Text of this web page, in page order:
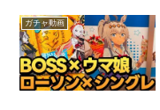
ガチャ動画